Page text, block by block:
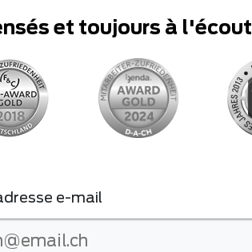
et toujours à
e-mail